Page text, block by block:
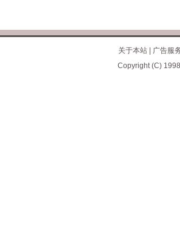
关于本站|
广告服
Copyright (C)